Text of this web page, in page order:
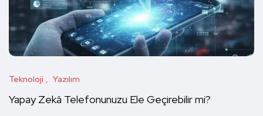
Teknoloji Yazılım
Yapay Zekâ Telefonunuzu Ele Geçirebilir mi?